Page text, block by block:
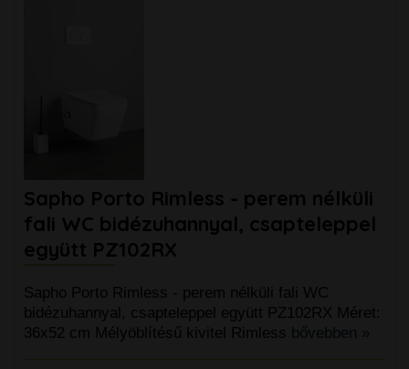
Sapho Porto Rimless - perem nélküli
fali WC bidézuhannyal, csapteleppel
együtt PZ102RX
Sapho Porto Rimless - perem nélküli fali WC
bidézuhannyal, csapteleppel együtt PZ102RX Méret:
36x52 cm Mélyöblítésű kivitel Rimless bővebben »